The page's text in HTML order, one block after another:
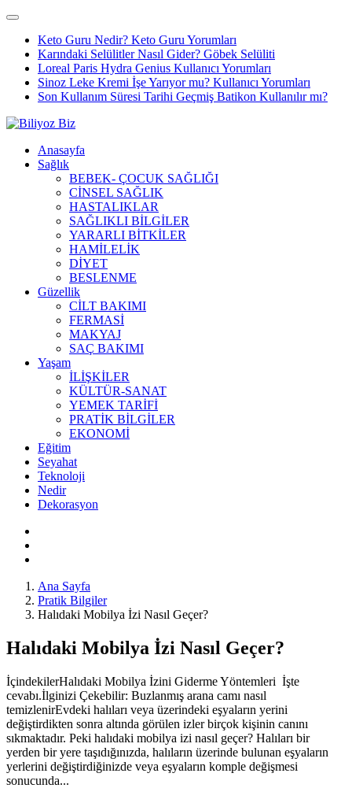
Keto Guru Nedir? Keto Guru Yorumları
Karındaki Selülitler Nasıl Gider? Göbek Selüliti
Loreal Paris Hydra Genius Kullanıcı Yorumları
Sinoz Leke Kremi İşe Yarıyor mu? Kullanıcı Yorumları
Son Kullanım Süresi Tarihi Geçmiş Batikon Kullanılır mı?
Anasayfa
Sağlık
BEBEK- ÇOCUK SAĞLIĞI
CİNSEL SAĞLIK
HASTALIKLAR
SAĞLIKLI BİLGİLER
YARARLI BİTKİLER
HAMİLELİK
DİYET
BESLENME
Güzellik
CİLT BAKIMI
FERMASİ
MAKYAJ
SAÇ BAKIMI
Yaşam
İLİŞKİLER
KÜLTÜR-SANAT
YEMEK TARİFİ
PRATİK BİLGİLER
EKONOMİ
Eğitim
Seyahat
Teknoloji
Nedir
Dekorasyon
Ana Sayfa
Pratik Bilgiler
Halıdaki Mobilya İzi Nasıl Geçer?
Halıdaki Mobilya İzi Nasıl Geçer?
İçindekilerHalıdaki Mobilya İzini Giderme Yöntemleri İşte
cevabı.İlginizi Çekebilir: Buzlanmış arana camı nasıl
temizlenirEvdeki halıları veya üzerindeki eşyaların yerini
değiştirdikten sonra altında görülen izler birçok kişinin canını
sıkmaktadır. Peki halıdaki mobilya izi nasıl geçer? Halıları bir
yerden bir yere taşıdığınızda, halıların üzerinde bulunan eşyaların
yerlerini değiştirdiğinizde veya eşyaların komple değişmesi
sonucunda...